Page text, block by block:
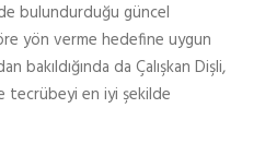
bulundurduğu güncel
yön verme hedefine uygun
bakıldığında da Çalışkan Dişli,
tecrübeyi en iyi şekilde